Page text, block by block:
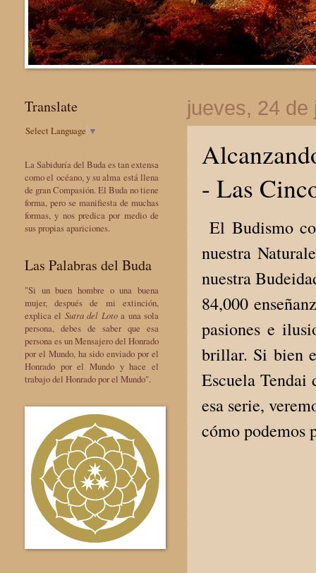
jueves, 24 de
- Las
El Budismo
nuestra
nuestra
84,000
pasiones e
brillar. Si bien
Escuela Tendai
esa serie,
cómo podemos
Translate
Select Language ▼
La Sabiduría del Buda es tan extensa
como el océano, y su alma está llena
de gran Compasión. El Buda no tiene
forma, pero se manifiesta de muchas
formas, y nos predica por medio de
sus propias apariciones.
Las Palabras del Buda
"Si un buen hombre o una buena
mujer, después de mi extinción,
explica el Sutra del Lotoa una sola
persona, debes de saber que esa
persona es un Mensajero del Honrado
por el Mundo, ha sido enviado por el
Honrado por el Mundo y hace el
trabajo del Honrado por el Mundo".